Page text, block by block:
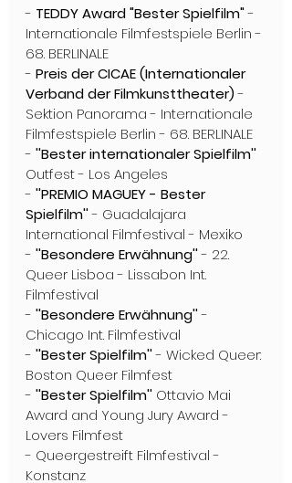
- TEDDY Award "Bester Spielfilm" -
Internationale Filmfestspiele Berlin -
68. BERLINALE
- Preis der CICAE (Internationaler
Verband der Filmkunsttheater) -
Sektion Panorama - Internationale
Filmfestspiele Berlin - 68. BERLINALE
- ''Bester internationaler Spielfilm''
Outfest - Los Angeles
- ''PREMIO MAGUEY - Bester
Spielfilm'' - Guadalajara
International Filmfestival - Mexiko
- ''Besondere Erwähnung'' - 22.
Queer Lisboa - Lissabon Int.
Filmfestival
- ''Besondere Erwähnung'' -
Chicago Int. Filmfestival
- ''Bester Spielfilm'' - Wicked Queer:
Boston Queer Filmfest
- ''Bester Spielfilm'' Ottavio Mai
Award and Young Jury Award -
Lovers Filmfest
- Queergestreift Filmfestival -
Konstanz